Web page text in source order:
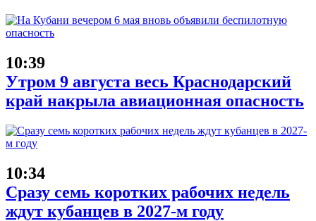
10:39
Утром 9 августа весь Краснодарский
край накрыла авиационная опасность
10:34
Сразу семь коротких рабочих недель
ждут кубанцев в 2027-м году